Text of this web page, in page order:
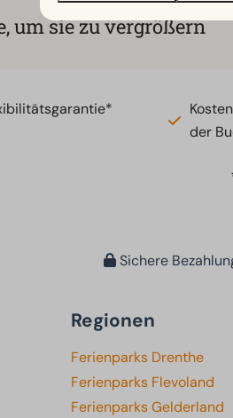
um sie zu vergrößern
der
Sichere
Regionen
Ferienparks Drenthe
Ferienparks Flevoland
Ferienparks Gelderland